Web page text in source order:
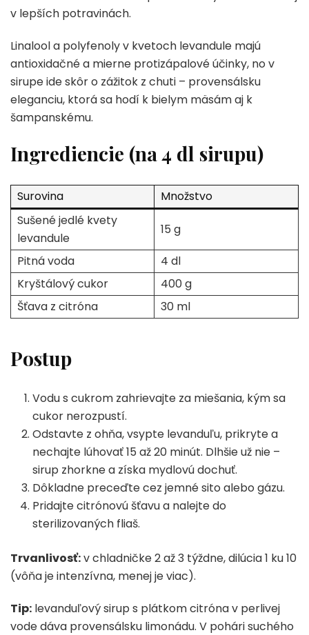
v lepších potravinách.
Linalool a polyfenoly v kvetoch levandule majú
antioxidačné a mierne protizápalové účinky, no v
sirupe ide skôr o zážitok z chuti – provensálsku
eleganciu, ktorá sa hodí k bielym mäsám aj k
šampanskému.
Ingrediencie (na 4 dl sirupu)
Surovina
Množstvo
Sušené jedlé kvety
levandule
15 g
Pitná voda
4 dl
Kryštálový cukor
400 g
Šťava z citróna
30 ml
Postup
Vodu s cukrom zahrievajte za miešania, kým sa
cukor nerozpustí.
Odstavte z ohňa, vsypte levanduľu, prikryte a
nechajte lúhovať 15 až 20 minút. Dlhšie už nie –
sirup zhorkne a získa mydlovú dochuť.
Dôkladne preceďte cez jemné sito alebo gázu.
Pridajte citrónovú šťavu a nalejte do
sterilizovaných fliaš.
Trvanlivosť:v chladničke 2 až 3 týždne, dilúcia 1 ku 10
(vôňa je intenzívna, menej je viac).
Tip: levanduľový sirup s plátkom citróna v perlivej
vode dáva provensálsku limonádu. V pohári suchého